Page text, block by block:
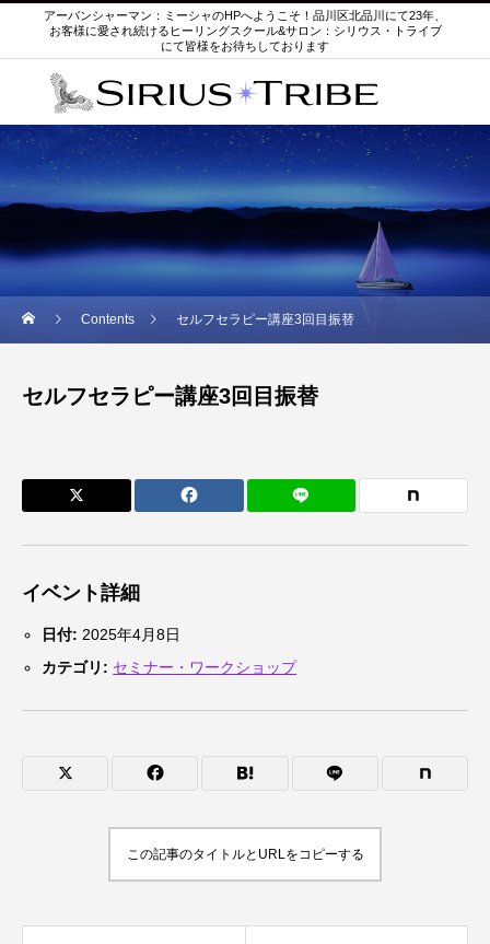
アーバンシャーマン：ミーシャのHPへようこそ！品川区北品川にて23年、
お客様に愛され続けるヒーリングスクール&サロン：シリウス・トライブ
にて皆様をお待ちしております
Contents セルフセラピー講座3回目振替
セルフセラピー講座3回目振替
イベント詳細
日付: 2025年4月8日
カテゴリ: セミナー・ワークショップ
この記事のタイトルとURLをコピーする